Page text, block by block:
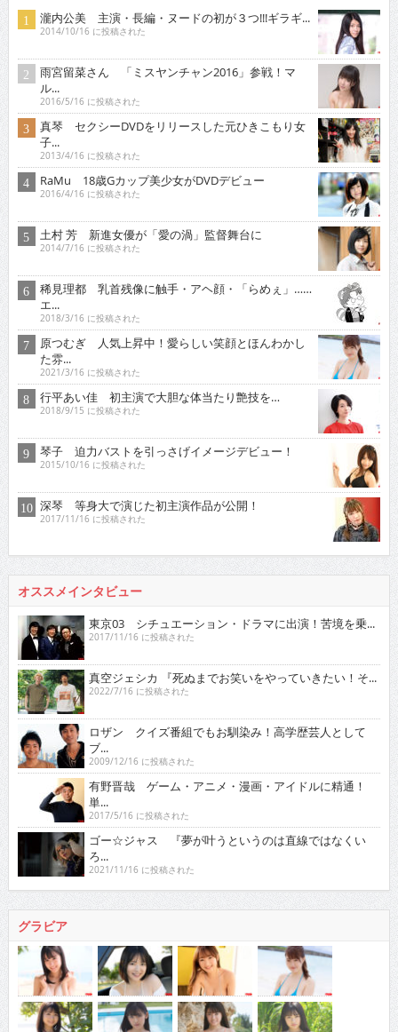
瀧内公美 主演・長編・ヌードの初が３つ!!!ギラギ...
2014/10/16 に投稿された
雨宮留菜さん 「ミスヤンチャン2016」参戦！マ
ル...
2016/5/16 に投稿された
真琴 セクシーDVDをリリースした元ひきこもり女
子...
2013/4/16 に投稿された
RaMu 18歳Gカップ美少女がDVDデビュー
2016/4/16 に投稿された
土村 芳 新進女優が「愛の渦」監督舞台に
2014/7/16 に投稿された
稀見理都 乳首残像に触手・アヘ顔・「らめぇ」……
エ...
2018/3/16 に投稿された
原つむぎ 人気上昇中！愛らしい笑顔とほんわかし
た雰...
2021/3/16 に投稿された
行平あい佳 初主演で大胆な体当たり艶技を…
2018/9/15 に投稿された
琴子 迫力バストを引っさげイメージデビュー！
2015/10/16 に投稿された
深琴 等身大で演じた初主演作品が公開！
2017/11/16 に投稿された
オススメインタビュー
東京03 シチュエーション・ドラマに出演！苦境を乗...
2017/11/16 に投稿された
真空ジェシカ 『死ぬまでお笑いをやっていきたい！そ...
2022/7/16 に投稿された
ロザン クイズ番組でもお馴染み！高学歴芸人として
ブ...
2009/12/16 に投稿された
有野晋哉 ゲーム・アニメ・漫画・アイドルに精通！
単...
2017/5/16 に投稿された
ゴー☆ジャス 『夢が叶うというのは直線ではなくい
ろ...
2021/11/16 に投稿された
グラビア